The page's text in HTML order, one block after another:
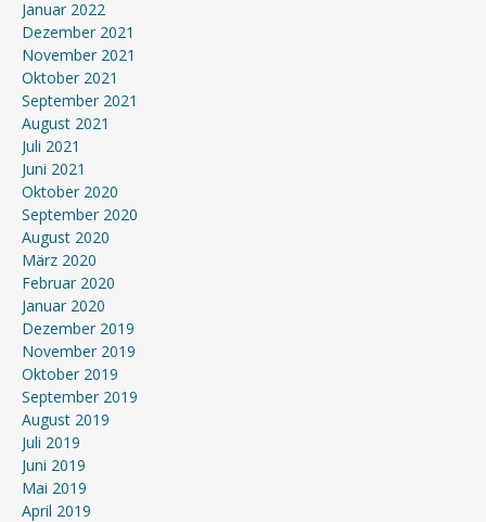
Januar 2022
Dezember 2021
November 2021
Oktober 2021
September 2021
August 2021
Juli 2021
Juni 2021
Oktober 2020
September 2020
August 2020
März 2020
Februar 2020
Januar 2020
Dezember 2019
November 2019
Oktober 2019
September 2019
August 2019
Juli 2019
Juni 2019
Mai 2019
April 2019